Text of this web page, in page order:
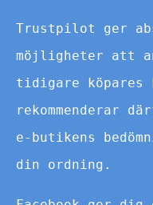
Trustpilot ger
möjligheter att
tidigare
rekommenderar
e-butikens
din ordning.